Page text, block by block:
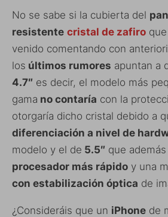
No se sabe si la cubierta del
resistente cristal de zafiro
venido comentando con
los últimos rumores apuntan a
4.7″ es decir, el modelo más
gama no contaría con la
otorgaría dicho cristal debido a
diferenciación a nivel de
modelo y el de 5.5″ que
procesador más rápido y una
con estabilización óptica de
¿Consideráis que un iPhone de